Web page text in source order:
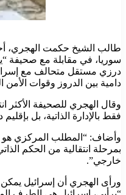
طالب الشيخ حكمت الهجري،
سوريا، في مقابلة مع صحيفة
درزي مستقل متحالف مع
دامية بين الدروز وقوات الأمن
وقال الهجري للصحيفة الأكثر
فقط بالإدارة الذاتية، بل
وأضاف: “المطلب المركزي هو
بمرحلة انتقالية من الحكم
خارجي”.
ورأى الهجري أن إسرائيل يمكن